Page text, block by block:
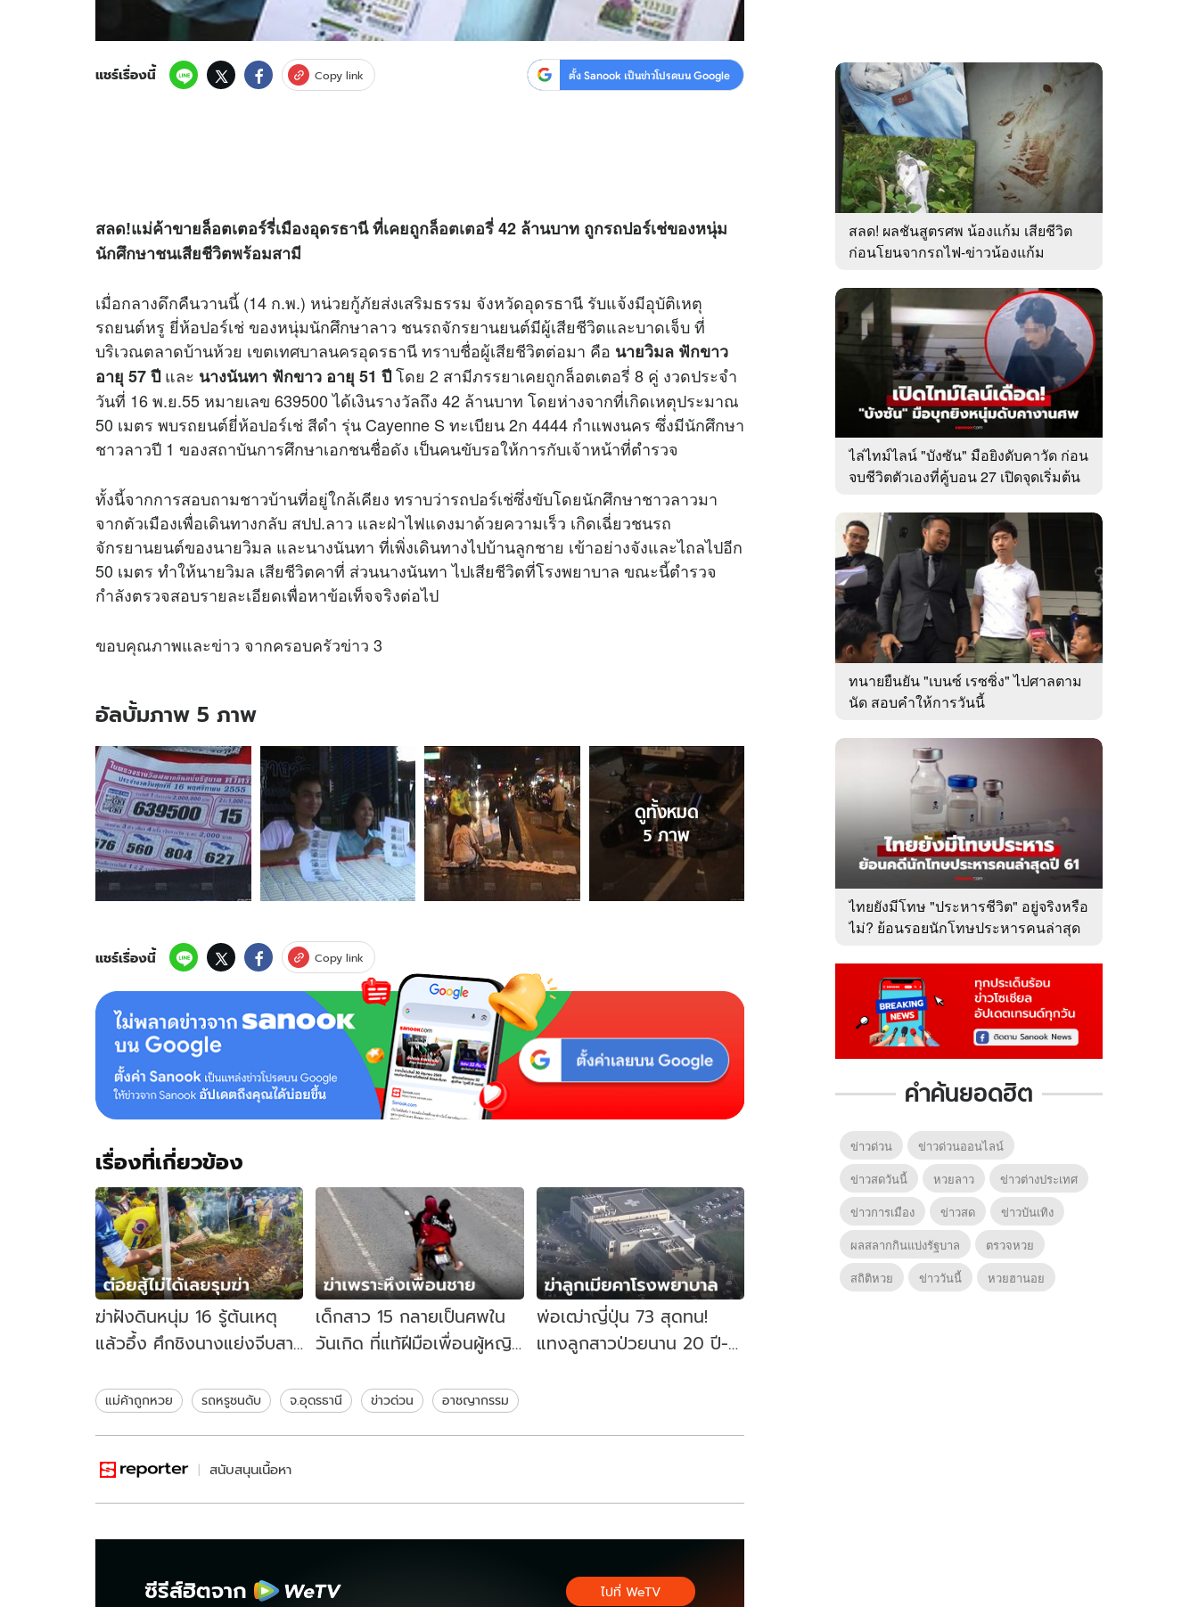
แชร์เรื่องนี้ Copy link ตั้ง Sanook เป็นข่าวโปรดบน Google
สลด!แม่ค้าขายล็อตเตอร์รี่เมืองอุดรธานี ที่เคยถูกล็อตเตอรี่42 ล้านบาท ถูกรถปอร์เช่ของหนุ่ม
นักศึกษาชนเสียชีวิตพร้อมสามี
เมื่อกลางดึกคืนวานนี้ (14 ก.พ.) หน่วยกู้ภัยส่งเสริมธรรม จังหวัดอุดรธานี รับแจ้งมีอุบัติเหตุ
รถยนต์หรู ยี่ห้อปอร์เช่ ของหนุ่มนักศึกษาลาว ชนรถจักรยานยนต์มีผู้เสียชีวิตและบาดเจ็บ ที่
บริเวณตลาดบ้านห้วย เขตเทศบาลนครอุดรธานี ทราบชื่อผู้เสียชีวิตต่อมา คือ นายวิมล ฟักขาว
อายุ 57 ปี และ นางนันทา ฟักขาว อายุ 51 ปีโดย 2 สามีภรรยาเคยถูกล็อตเตอรี่ 8 คู่ งวดประจำ
วันที่ 16 พ.ย.55 หมายเลข 639500 ได้เงินรางวัลถึง 42 ล้านบาท โดยห่างจากที่เกิดเหตุประมาณ
50 เมตร พบรถยนต์ยี่ห้อปอร์เช่ สีดำ รุ่น Cayenne S ทะเบียน 2ก 4444 กำแพงนคร ซึ่งมีนักศึกษา
ชาวลาวปี 1 ของสถาบันการศึกษาเอกชนชื่อดัง เป็นคนขับรอให้การกับเจ้าหน้าที่ตำรวจ
ทั้งนี้จากการสอบถามชาวบ้านที่อยู่ใกล้เคียง ทราบว่ารถปอร์เช่ซึ่งขับโดยนักศึกษาชาวลาวมา
จากตัวเมืองเพื่อเดินทางกลับ สปป.ลาว และฝ่าไฟแดงมาด้วยความเร็ว เกิดเฉี่ยวชนรถ
จักรยานยนต์ของนายวิมล และนางนันทา ที่เพิ่งเดินทางไปบ้านลูกชาย เข้าอย่างจังและไถลไปอีก
50 เมตร ทำให้นายวิมล เสียชีวิตคาที่ ส่วนนางนันทา ไปเสียชีวิตที่โรงพยาบาล ขณะนี้ตำรวจ
กำลังตรวจสอบรายละเอียดเพื่อหาข้อเท็จจริงต่อไป
ขอบคุณภาพและข่าว จากครอบครัวข่าว 3
อัลบั้มภาพ 5 ภาพ
อัลบั้ม
ภาพ
5
ภาพ
ของ
แม่ค้า
ถูก
หวย
42
กุด
รถ
หรู
ดูทั้งหมด
5ภาพ
แชร์เรื่องนี้ Copy link
เรื่องที่เกี่ยวข้อง
ฆ่าฝังดินหนุ่ม 16 รู้ต้นเหตุ
แล้วอึ้ง ศึกชิงนางแย่งจีบสาว
ตาย
เด็กสาว 15 กลายเป็นศพใน
วันเกิด ที่แท้ฝีมือเพื่อนผู้หญิง
พ่อเฒ่าญี่ปุ่น 73 สุดทน!
แทงลูกสาวป่วยนาน 20 ปี-
แม่ค้าถูกหวย รถหรูชนดับ จ.อุดรธานี ข่าวด่วน อาชญากรรม
สนับสนุนเนื้อหา
ซีรีส์ฮิตจาก ไปที่ WeTV
สลด! ผลชันสูตรศพ น้องแก้ม เสียชีวิต
ก่อนโยนจากรถไฟ-ข่าวน้องแก้ม
ไล่ไทม์ไลน์ "บังซัน" มือยิงดับคาวัด ก่อน
จบชีวิตตัวเองที่คู้บอน 27 เปิดจุดเริ่มต้น
ทนายยืนยัน "เบนซ์ เรซซิ่ง" ไปศาลตาม
นัด สอบคำให้การวันนี้
ไทยยังมีโทษ "ประหารชีวิต" อยู่จริงหรือ
ไม่? ย้อนรอยนักโทษประหารคนล่าสุด
คำค้นยอดฮิต
ข่าวด่วน
ข่าวด่วนออนไลน์
ข่าวสดวันนี้
หวยลาว
ข่าวต่างประเทศ
ข่าวการเมือง
ข่าวสด
ข่าวบันเทิง
ผลสลากกินแบ่งรัฐบาล
ตรวจหวย
สถิติหวย
ข่าววันนี้ หวยฮานอย